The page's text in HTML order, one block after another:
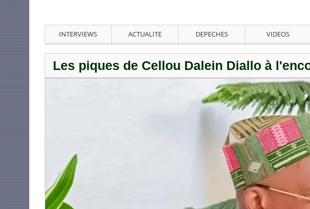
INTERVIEWS ACTUALITE DEPECHES VIDEOS
Les piques de Cellou Dalein Diallo à